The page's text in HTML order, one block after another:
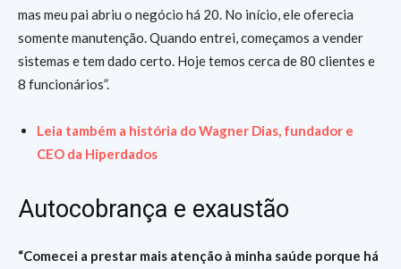
mas meu pai abriu o negócio há 20. No início, ele oferecia
somente manutenção. Quando entrei, começamos a vender
sistemas e tem dado certo. Hoje temos cerca de 80 clientes e
8 funcionários”.
Leia também a história do Wagner Dias, fundador e
CEO da Hiperdados
Autocobrança e exaustão
“Comecei a prestar mais atenção à minha saúde porque há